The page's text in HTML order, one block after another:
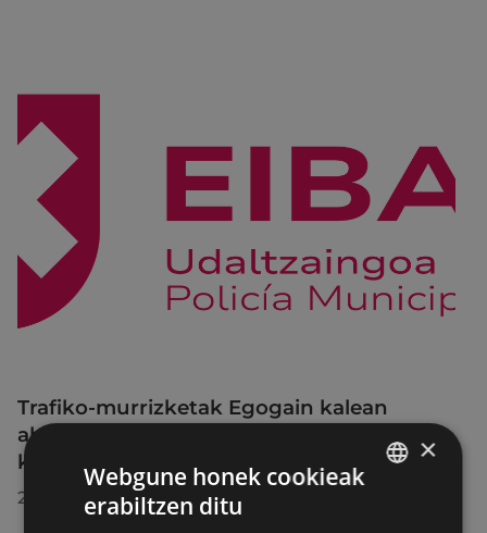
Trafiko-murrizketak Egogain kalean
abuztuaren 10etik abuztuaren 23ra,
konponketa-lanak direla-eta
2026/07/30
×
Webgune honek cookieak
erabiltzen ditu